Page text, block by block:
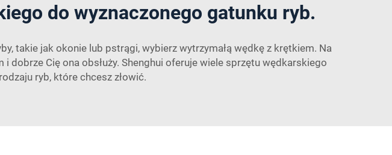
do wyznaczonego gatunku ryb.
takie jak okonie lub pstrągi, wybierz wytrzymałą wędkę z krętkiem. Na
dobrze Cię ona obsłuży. Shenghui oferuje wiele sprzętu wędkarskiego
ryb, które chcesz złowić.